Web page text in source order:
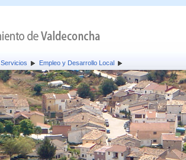
Servicios Empleo y Desarrollo Local